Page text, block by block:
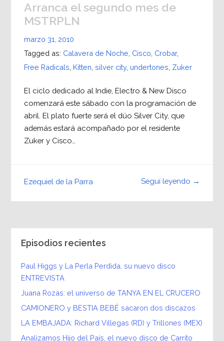
Arranca el segundo mes de
MSTRPLN
marzo 31, 2010
Tagged as: Calavera de Noche Cisco Crobar,
Free Radicals Kitten silver city, undertones Zuker
El ciclo dedicado al Indie, Electro & New Disco
comenzará este sábado con la programación de
abril. El plato fuerte será el dúo Silver City, que
además estará acompañado por el residente
Zuker y Cisco…
Seguí leyendo →
Ezequiel de la Parra
Episodios recientes
Paul Higgs y La Perla Perdida, su nuevo disco
ENTREVISTA
Juana Rozas: el universo de TANYA EN EL CRUCERO
CAMIONERO y BESTIA BEBÉ sacaron dos discazos
LA EMBAJADA: Richard Villegas (RD) y Trillones (MEX)
Analizamos Hijo del País, el nuevo disco de Carrito